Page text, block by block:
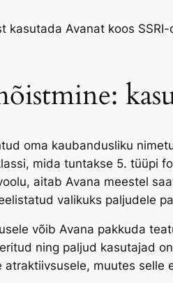
kasutada Avanat koos
oma kaubandusliku
mida tuntakse 5. tüüpi
aitab Avana meestel
valikuks paljudele
võib Avana pakkuda
ning paljud kasutajad
atraktiivsusele, muutes selle